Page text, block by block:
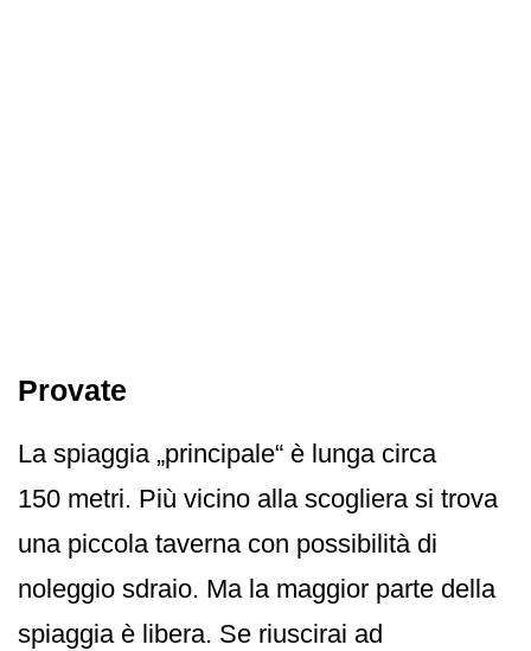
Provate
La spiaggia „principale“ è lunga circa
150 metri. Più vicino alla scogliera si trova
una piccola taverna con possibilità di
noleggio sdraio. Ma la maggior parte della
spiaggia è libera. Se riuscirai ad